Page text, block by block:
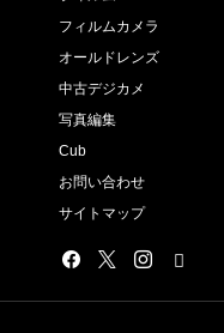
フィルムカメラ
オールドレンズ
中古デジカメ
写真編集
Cub
お問い合わせ
サイトマップ